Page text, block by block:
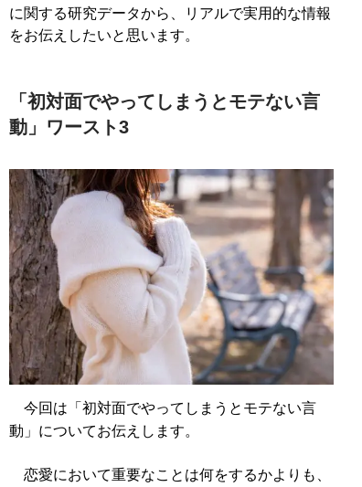
に関する研究データから、リアルで実用的な情報
をお伝えしたいと思います。
「初対面でやってしまうとモテない言
動」ワースト3
今回は「初対面でやってしまうとモテない言
動」についてお伝えします。
恋愛において重要なことは何をするかよりも、